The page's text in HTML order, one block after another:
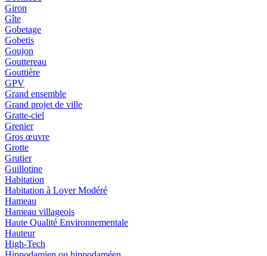
Giron
Gîte
Gobetage
Gobetis
Goujon
Gouttereau
Gouttière
GPV
Grand ensemble
Grand projet de ville
Gratte-ciel
Grenier
Gros œuvre
Grotte
Grutier
Guillotine
Habitation
Habitation à Loyer Modéré
Hameau
Hameau villageois
Haute Qualité Environnementale
Hauteur
High-Tech